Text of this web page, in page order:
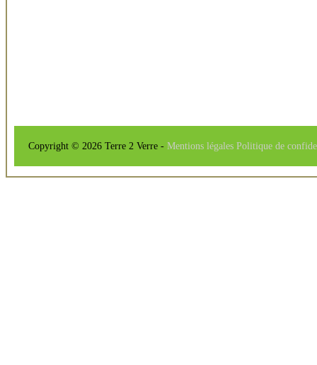
Copyright © 2026 Terre 2 Verre - Mentions légales Politique de